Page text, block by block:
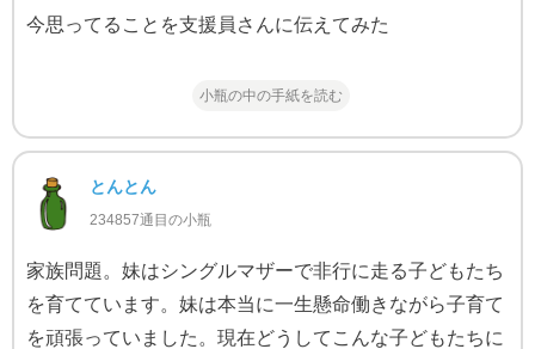
今思ってることを支援員さんに伝えてみた
小瓶の中の手紙を読む
とんとん
234857通目の小瓶
家族問題。妹はシングルマザーで非行に走る子どもたち
を育てています。妹は本当に一生懸命働きながら子育て
を頑張っていました。現在どうしてこんな子どもたちに